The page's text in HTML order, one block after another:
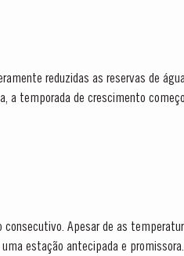
reduzidas as reservas de
Apesar de as
estação antecipada e